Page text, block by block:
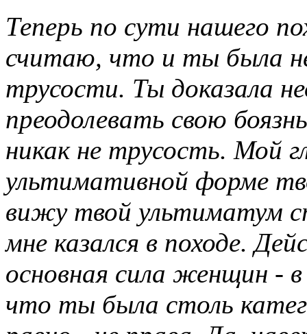
Теперь по сути нашего
считаю, что и ты была
трусости. Ты доказала
преодолевать свою
никак не трусость. Мой
ультимативной форме
вижу твой ультиматум
мне казался в походе.
основная сила женщин -
что ты была столь